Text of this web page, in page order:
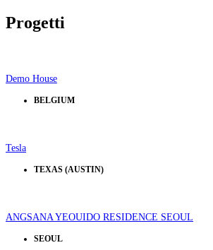
Progetti
Demo House
BELGIUM
Tesla
TEXAS (AUSTIN)
ANGSANA YEOUIDO RESIDENCE SEOUL
SEOUL